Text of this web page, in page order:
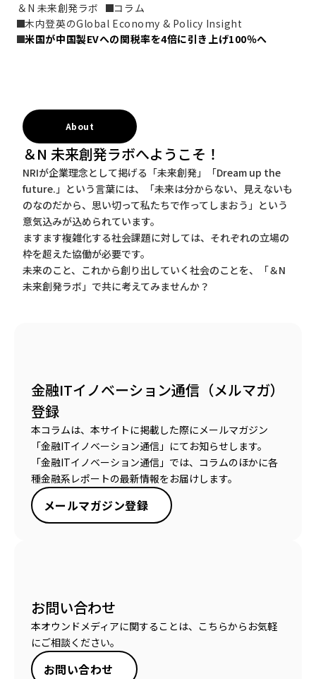
＆N 未来創発ラボ
コラム
木内登英のGlobal Economy & Policy Insight
米国が中国製EVへの関税率を4倍に引き上げ100％へ
About
＆N 未来創発ラボへようこそ！
NRIが企業理念として掲げる「未来創発」「Dream up the
future.」という言葉には、「未来は分からない、見えないも
のなのだから、思い切って私たちで作ってしまおう」という
意気込みが込められています。
ますます複雑化する社会課題に対しては、それぞれの立場の
枠を超えた協働が必要です。
未来のこと、これから創り出していく社会のことを、「＆N
未来創発ラボ」で共に考えてみませんか？
金融ITイノベーション通信（メルマガ）
登録
本コラムは、本サイトに掲載した際にメールマガジン
「金融ITイノベーション通信」にてお知らせします。
「金融ITイノベーション通信」では、コラムのほかに各
種金融系レポートの最新情報をお届けします。
メールマガジン登録
お問い合わせ
本オウンドメディアに関することは、こちらからお気軽
にご相談ください。
お問い合わせ